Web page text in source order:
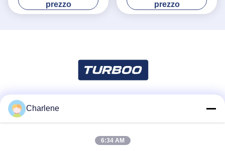
prezzo
prezzo
Charlene
6:34 AM